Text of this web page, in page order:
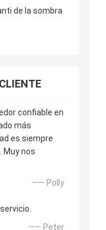
de la sombra
confiable en
más
es siempre
Muy nos
—— Polly
—— Peter